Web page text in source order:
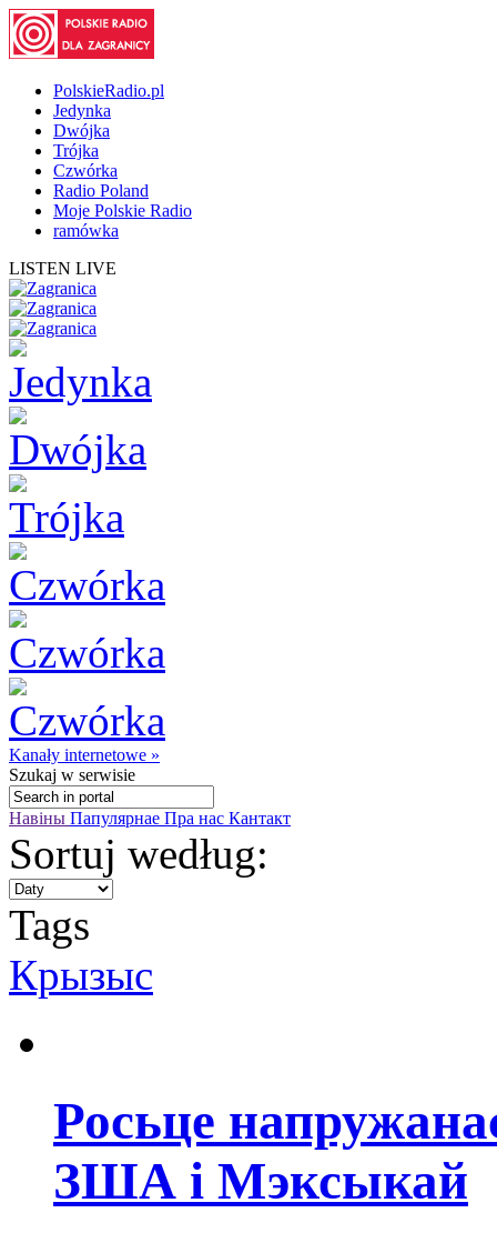
PolskieRadio.pl
Jedynka
Dwójka
Trójka
Czwórka
Radio Poland
Moje Polskie Radio
ramówka
LISTEN LIVE
Kanały internetowe »
Szukaj w serwisie
Навіны Папулярнае Пра нас Кантакт
Sortuj według:
Tags
Крызыс
Росьце
ЗША і Мэксыкай